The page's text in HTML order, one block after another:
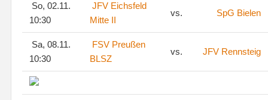
So, 02.11.
10:30
JFV Eichsfeld
Mitte II
vs. SpG Bielen
Sa, 08.11.
10:30
FSV Preußen
BLSZ
vs. JFV Rennsteig